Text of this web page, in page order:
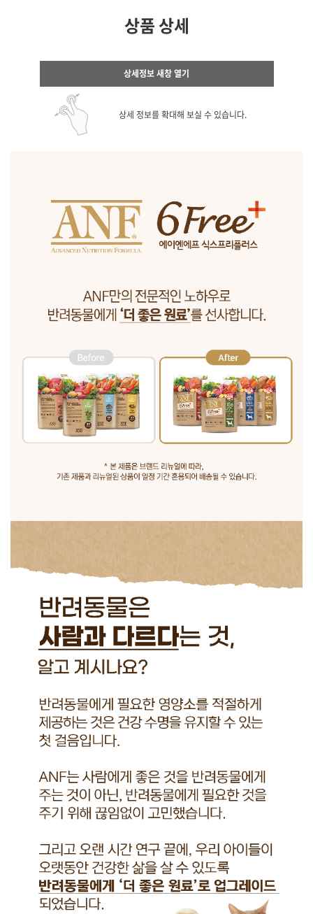
상품 상세
상세정보 새창 열기
상세 정보를 확대해 보실 수 있습니다.